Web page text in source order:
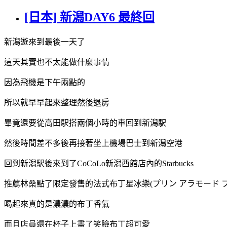
[日本] 新潟DAY6 最終回
新潟遊來到最後一天了
這天其實也不太能做什麼事情
因為飛機是下午兩點的
所以就早早起來整理然後退房
畢竟還要從高田駅搭兩個小時的車回到新潟駅
然後時間差不多後再接著坐上機場巴士到新潟空港
回到新潟駅後來到了CoCoLo新潟西館店內的Starbucks
推薦林桑點了限定發售的法式布丁星冰樂(プリン アラモード
喝起來真的是濃濃的布丁香氣
而且店員還在杯子上畫了笑臉布丁超可愛